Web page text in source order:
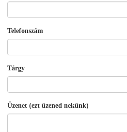
Telefonszám
Tárgy
Üzenet (ezt üzened nekünk)